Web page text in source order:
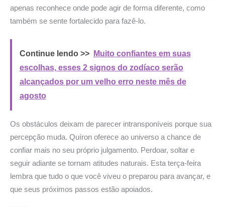
apenas reconhece onde pode agir de forma diferente, como
também se sente fortalecido para fazê-lo.
Continue lendo >>
Muito confiantes em suas
escolhas, esses 2 signos do zodíaco serão
alcançados por um velho erro neste mês de
agosto
Os obstáculos deixam de parecer intransponíveis porque sua
percepção muda. Quíron oferece ao universo a chance de
confiar mais no seu próprio julgamento. Perdoar, soltar e
seguir adiante se tornam atitudes naturais. Esta terça-feira
lembra que tudo o que você viveu o preparou para avançar, e
que seus próximos passos estão apoiados.